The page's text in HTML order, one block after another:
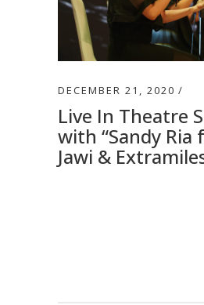
DECEMBER 21, 2020
Live In Theatre
with “Sandy Ria
Jawi &